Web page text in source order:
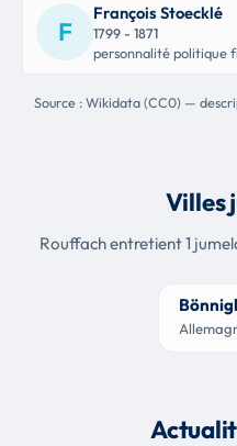
F
François Stoecklé
1799 - 1871
personnalité politique
Source : Wikidata (CC0) —
Villes
Rouffach entretient 1